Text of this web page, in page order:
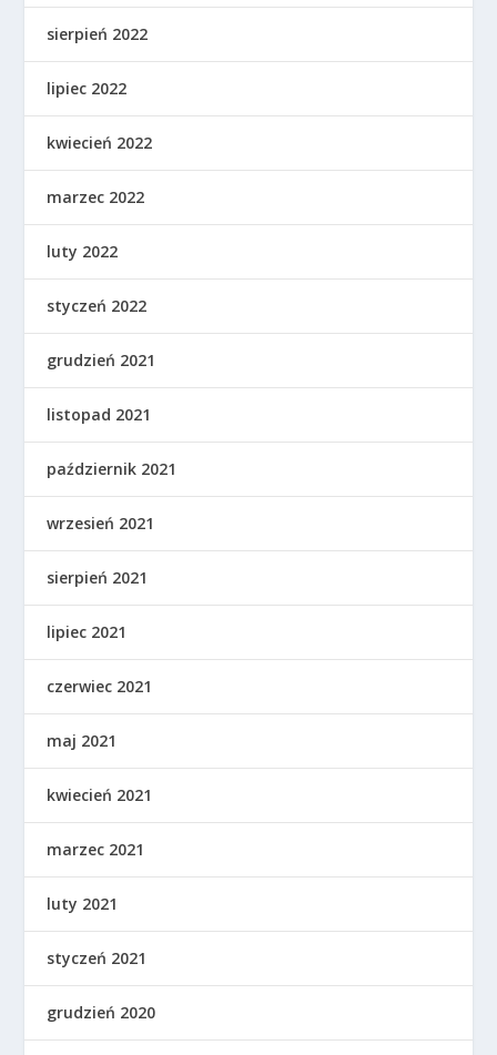
sierpień 2022
lipiec 2022
kwiecień 2022
marzec 2022
luty 2022
styczeń 2022
grudzień 2021
listopad 2021
październik 2021
wrzesień 2021
sierpień 2021
lipiec 2021
czerwiec 2021
maj 2021
kwiecień 2021
marzec 2021
luty 2021
styczeń 2021
grudzień 2020